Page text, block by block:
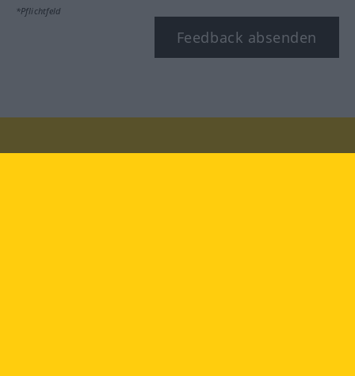
*Pflichtfeld
Feedback absenden